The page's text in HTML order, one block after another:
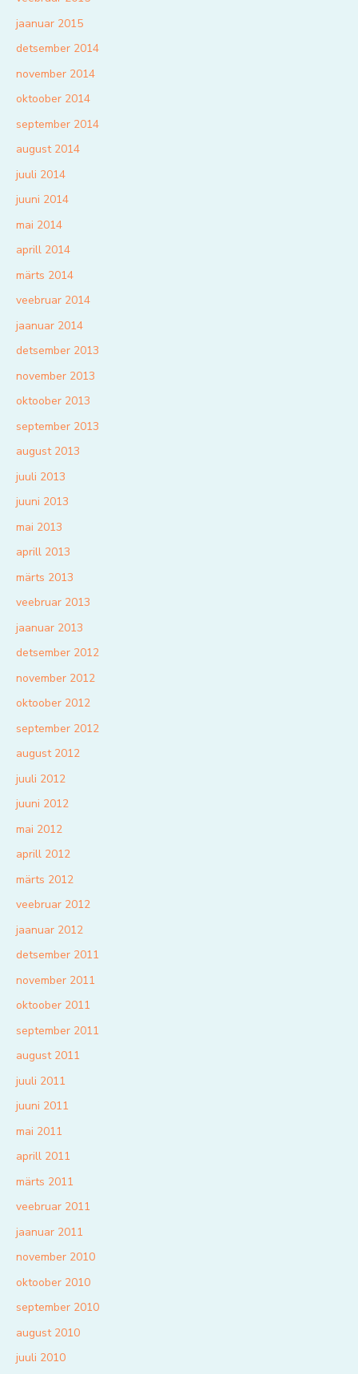
jaanuar 2015
detsember 2014
november 2014
oktoober 2014
september 2014
august 2014
juuli 2014
juuni 2014
mai 2014
aprill 2014
märts 2014
veebruar 2014
jaanuar 2014
detsember 2013
november 2013
oktoober 2013
september 2013
august 2013
juuli 2013
juuni 2013
mai 2013
aprill 2013
märts 2013
veebruar 2013
jaanuar 2013
detsember 2012
november 2012
oktoober 2012
september 2012
august 2012
juuli 2012
juuni 2012
mai 2012
aprill 2012
märts 2012
veebruar 2012
jaanuar 2012
detsember 2011
november 2011
oktoober 2011
september 2011
august 2011
juuli 2011
juuni 2011
mai 2011
aprill 2011
märts 2011
veebruar 2011
jaanuar 2011
november 2010
oktoober 2010
september 2010
august 2010
juuli 2010